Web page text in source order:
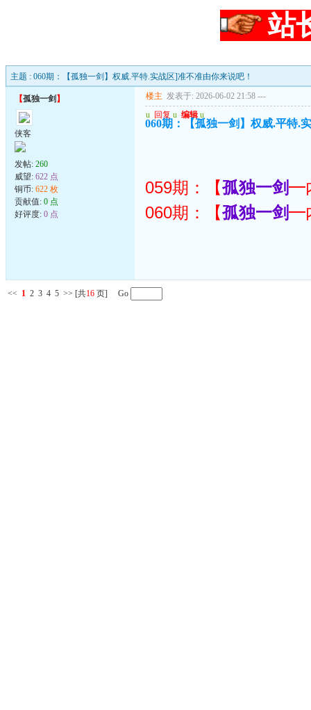
站
主题 : 060期：【孤独一剑】权威.平特.实战区]准不准由你来说吧！
【孤独一剑 】
侠客
发帖: 260
威望: 622 点
铜币: 622 枚
贡献值: 0 点
好评度: 0 点
楼主 发表于: 2026-06-02 21:58 ---
u 回复 u 编辑 u
060期：【孤独一剑】权威.平特.
059期：【孤独一剑━
060期：【孤独一剑━
<< 1 2 3 4 5 >> [共16 页] Go